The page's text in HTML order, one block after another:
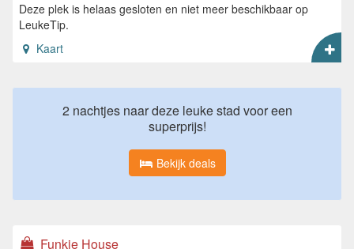
Deze plek is helaas gesloten en niet meer beschikbaar op
LeukeTip.
Kaart
2 nachtjes naar deze leuke stad voor een
superprijs!
Bekijk deals
Funkie House